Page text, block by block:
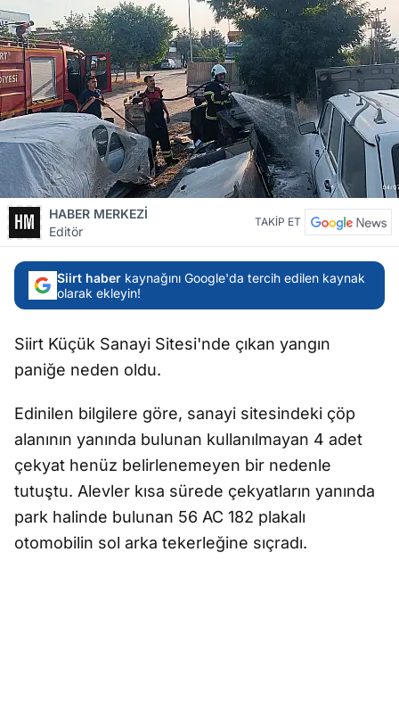
HABER MERKEZİ
Editör
TAKİP ET
Siirt haber kaynağını Google'da tercih edilen kaynak
olarak ekleyin!
Siirt Küçük Sanayi Sitesi'nde çıkan yangın
paniğe neden oldu.
Edinilen bilgilere göre, sanayi sitesindeki çöp
alanının yanında bulunan kullanılmayan 4 adet
çekyat henüz belirlenemeyen bir nedenle
tutuştu. Alevler kısa sürede çekyatların yanında
park halinde bulunan 56 AC 182 plakalı
otomobilin sol arka tekerleğine sıçradı.